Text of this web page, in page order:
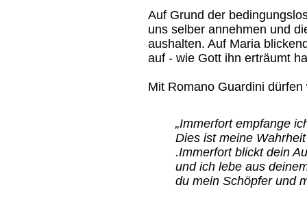
Auf Grund der
uns selber annehmen und
aushalten. Auf Maria
auf - wie Gott ihn erträumt
Mit Romano Guardini
„Immerfort empfange
Dies ist meine
.Immerfort blickt dein
und ich lebe aus
du mein Schöpfer und